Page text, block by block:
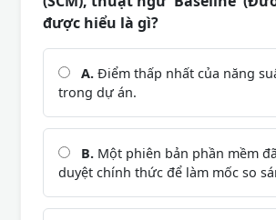
được hiểu là gì?
A. Điểm thấp nhất của năng
trong dự án.
B. Một phiên bản phần mềm
duyệt chính thức để làm mốc so